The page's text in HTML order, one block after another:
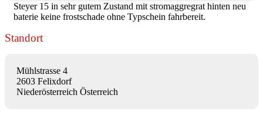
Steyer 15 in sehr gutem Zustand mit stromaggregrat hinten neu
baterie keine frostschade ohne Typschein fahrbereit.
Standort
Mühlstrasse 4
2603 Felixdorf
Niederösterreich Österreich